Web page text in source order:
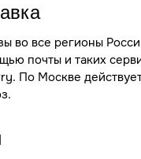
во все регионы
почты и таких
По Москве